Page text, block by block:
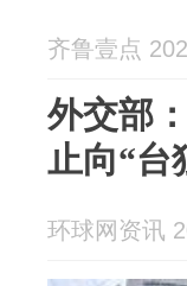
齐鲁壹点
外交部
止向“台
环球网资讯